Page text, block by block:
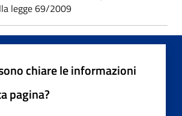
legge 69/2009
chiare le informazioni
pagina?